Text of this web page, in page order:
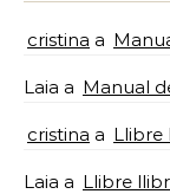
cristina a
Laia a Manual
cristina a Llibre
Laia a Llibre